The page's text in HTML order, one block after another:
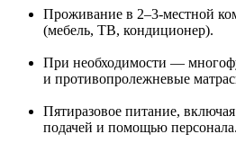
Проживание в 2–3-местной
(мебель, ТВ, кондиционер).
При необходимости —
и противопролежневые
Пятиразовое питание,
подачей и помощью персонала.